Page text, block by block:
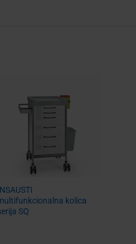
kolica
SQ